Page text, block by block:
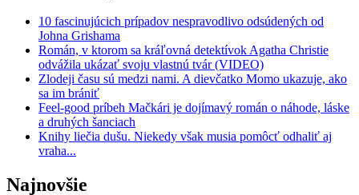
10 fascinujúcich prípadov nespravodlivo odsúdených od
Johna Grishama
Román, v ktorom sa kráľovná detektívok Agatha Christie
odvážila ukázať svoju vlastnú tvár (VIDEO)
Zlodeji času sú medzi nami. A dievčatko Momo ukazuje, ako
sa im brániť
Feel-good príbeh Mačkári je dojímavý román o náhode, láske
a druhých šanciach
Knihy liečia dušu. Niekedy však musia pomôcť odhaliť aj
vraha...
Najnovšie